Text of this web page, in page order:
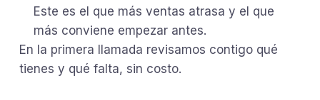
Este es el que más ventas atrasa y el que
más conviene empezar antes.
En la primera llamada revisamos contigo qué
tienes y qué falta, sin costo.